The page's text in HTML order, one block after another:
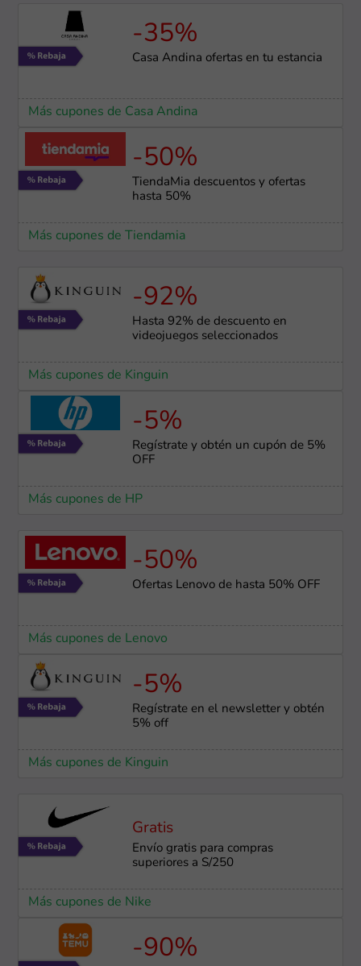
-35%
Casa Andina ofertas en tu estancia
Más cupones de Casa Andina
-50%
TiendaMia descuentos y ofertas
hasta 50%
Más cupones de Tiendamia
-92%
Hasta 92% de descuento en
videojuegos seleccionados
Más cupones de Kinguin
-5%
Regístrate y obtén un cupón de 5%
OFF
Más cupones de HP
-50%
Ofertas Lenovo de hasta 50% OFF
Más cupones de Lenovo
-5%
Regístrate en el newsletter y obtén
5% off
Más cupones de Kinguin
Gratis
Envío gratis para compras
superiores a S/250
Más cupones de Nike
-90%